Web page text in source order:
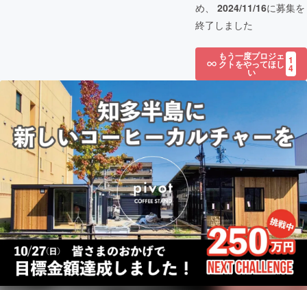
め、 2024/11/16に募集を
終了しました
もう一度プロジェ
クトをやってほし
い
1
4